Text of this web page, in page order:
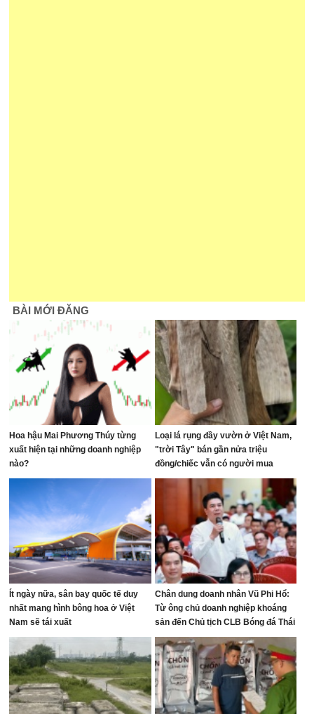
BÀI MỚI ĐĂNG
Hoa hậu Mai Phương Thúy từng
xuất hiện tại những doanh nghiệp
nào?
Loại lá rụng đầy vườn ở Việt Nam,
"trời Tây" bán gần nửa triệu
đồng/chiếc vẫn có người mua
Ít ngày nữa, sân bay quốc tế duy
nhất mang hình bông hoa ở Việt
Nam sẽ tái xuất
Chân dung doanh nhân Vũ Phi Hổ:
Từ ông chủ doanh nghiệp khoáng
sản đến Chủ tịch CLB Bóng đá Thái
Nguyên